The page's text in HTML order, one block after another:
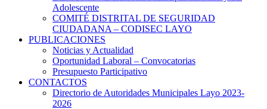
Adolescente
COMITÉ DISTRITAL DE SEGURIDAD
CIUDADANA – CODISEC LAYO
PUBLICACIONES
Noticias y Actualidad
Oportunidad Laboral – Convocatorias
Presupuesto Participativo
CONTACTOS
Directorio de Autoridades Municipales Layo 2023-
2026